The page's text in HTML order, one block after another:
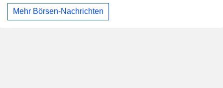
Mehr Börsen-Nachrichten